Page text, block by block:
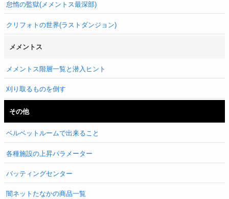
怠惰の監獄(メメントス最深部)
クリフォトの世界(ラストダンジョン)
メメントス
メメントス階層一覧と潜入ヒント
刈り取るものを倒す
その他
ベルベットルームで出来ること
各種施設の上昇パラメーター
バッティングセンター
闇ネットたなかの商品一覧